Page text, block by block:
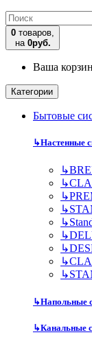
0 товаров,
на 0руб.
Ваша
Категории
Бытовые
↳Настенные
↳
↳
↳
↳
↳
↳
↳
↳
↳
↳Напольные
↳Канальные